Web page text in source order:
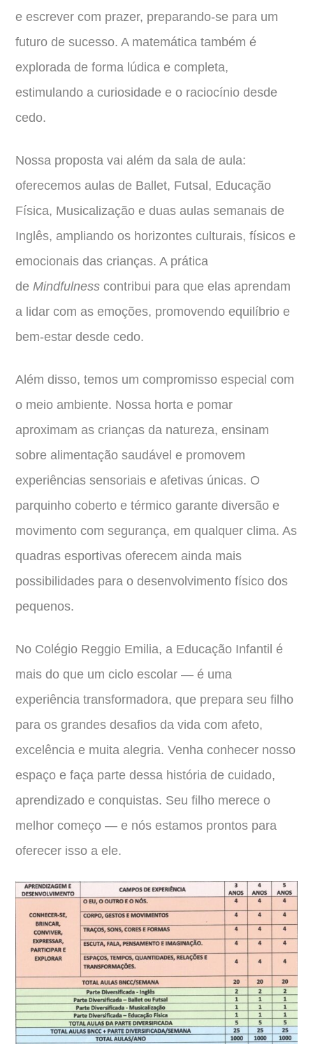
e escrever com prazer, preparando-se para um
futuro de sucesso. A matemática também é
explorada de forma lúdica e completa,
estimulando a curiosidade e o raciocínio desde
cedo.
Nossa proposta vai além da sala de aula:
oferecemos aulas de Ballet, Futsal, Educação
Física, Musicalização e duas aulas semanais de
Inglês, ampliando os horizontes culturais, físicos e
emocionais das crianças. A prática
de Mindfulness contribui para que elas aprendam
a lidar com as emoções, promovendo equilíbrio e
bem-estar desde cedo.
Além disso, temos um compromisso especial com
o meio ambiente. Nossa horta e pomar
aproximam as crianças da natureza, ensinam
sobre alimentação saudável e promovem
experiências sensoriais e afetivas únicas. O
parquinho coberto e térmico garante diversão e
movimento com segurança, em qualquer clima. As
quadras esportivas oferecem ainda mais
possibilidades para o desenvolvimento físico dos
pequenos.
No Colégio Reggio Emilia, a Educação Infantil é
mais do que um ciclo escolar — é uma
experiência transformadora, que prepara seu filho
para os grandes desafios da vida com afeto,
excelência e muita alegria. Venha conhecer nosso
espaço e faça parte dessa história de cuidado,
aprendizado e conquistas. Seu filho merece o
melhor começo — e nós estamos prontos para
oferecer isso a ele.